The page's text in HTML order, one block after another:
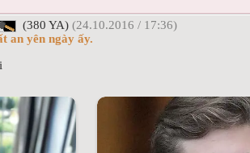
(380 YA) (24.10.2016 / 17:36)
an yên ngày ấy.